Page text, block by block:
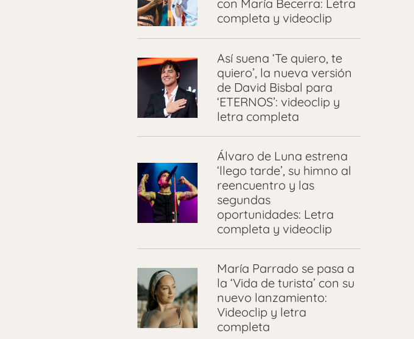
con María Becerra: Letra
completa y videoclip
Así suena ‘Te quiero, te
quiero’, la nueva versión
de David Bisbal para
‘ETERNOS’: videoclip y
letra completa
Álvaro de Luna estrena
‘llego tarde’, su himno al
reencuentro y las
segundas
oportunidades: Letra
completa y videoclip
María Parrado se pasa a
la ‘Vida de turista’ con su
nuevo lanzamiento:
Videoclip y letra
completa